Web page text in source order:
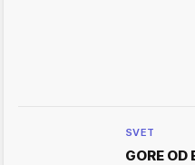
SVET
GORE